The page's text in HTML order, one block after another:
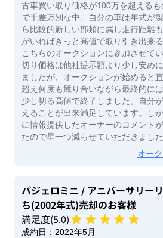
古車買い取り価格が100万を超える
で千差万別な中、自分の車は年式が
ら比較的新しい部類に属し走行距離
がいればきっと高値で取り引き出来
こちらのオークションに参加させて
切り価格は他社提示額より少し安め
ましたが、オークションが始めると
超え何度も競り合いながら最終的に
少し切る高値で終了しました。自分
えることが出来満足しています。し
に情報提供したオーナーのコメント
たので星一つ減らせていただきました
オー
パジェロミニ / アニバーサリー
ち(2002年式)売却のお客様
満足度(5.0)
成約日： 2022年5月